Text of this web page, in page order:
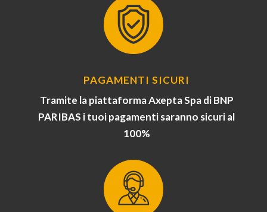
PAGAMENTI SICURI
Tramite la piattaforma Axepta Spa di BNP
PARIBAS i tuoi pagamenti saranno sicuri al
100%